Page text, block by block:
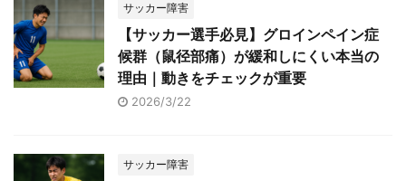
サッカー障害
【サッカー選手必見】グロインペイン症
候群（鼠径部痛）が緩和しにくい本当の
理由｜動きをチェックが重要
2026/3/22
サッカー障害